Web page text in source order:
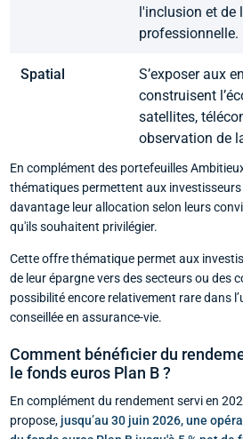
l'inclusion et de
professionnelle.
Spatial
S’exposer aux
construisent
satellites,
observation de
En complément des portefeuilles
thématiques permettent aux
davantage leur allocation selon leurs
qu'ils souhaitent privilégier.
Cette offre thématique permet aux
de leur épargne vers des secteurs ou des
possibilité encore relativement rare dans
conseillée en assurance-vie.
Comment bénéficier du
le fonds euros Plan B ?
En complément du rendement servi en
propose, jusqu’au 30 juin 2026, une